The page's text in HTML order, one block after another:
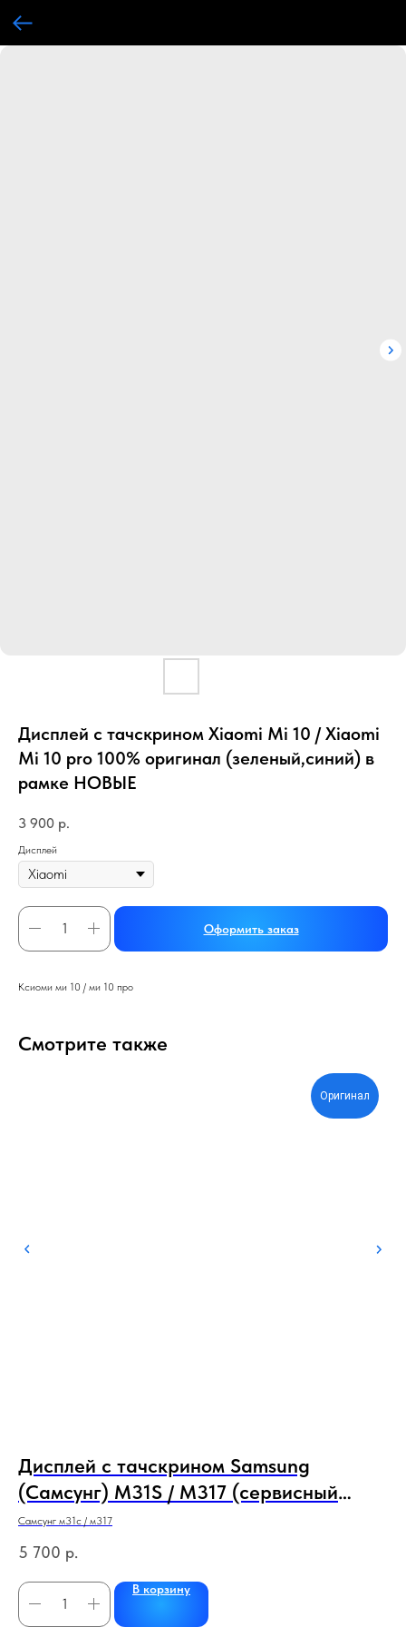
Дисплей с тачскрином Xiaomi Mi 10 / Xiaomi
Mi 10 pro 100% оригинал (зеленый,синий) в
рамке НОВЫЕ
3 900 р.
Дисплей
Оформить заказ
Ксиоми ми 10 / ми 10 про
Смотрите также
Оригинал
Дисплей с тачскрином Samsung
(Самсунг) M31S / M317 (сервисный
100% оригинал) (черный) с рамкой
Самсунг м31с / м317
5 700 р.
В корзину